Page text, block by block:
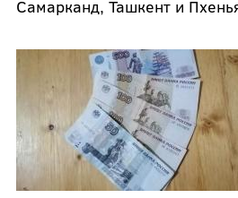
Самарканд, Ташкент и